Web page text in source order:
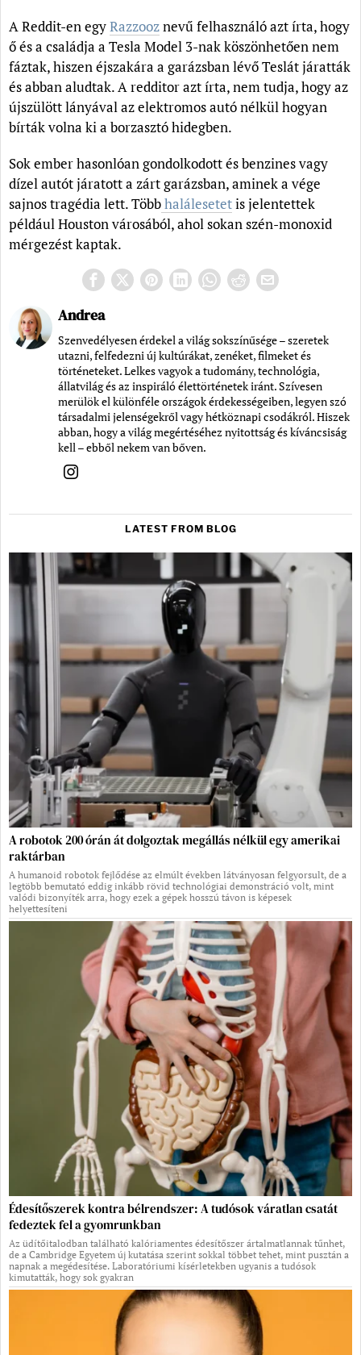
A Reddit-en egyRazzooznevű felhasználó azt írta, hogy
ő és a családja a Tesla Model 3-nak köszönhetően nem
fáztak, hiszen éjszakára a garázsban lévő Teslát járatták
és abban aludtak. A redditor azt írta, nem tudja, hogy az
újszülött lányával az elektromos autó nélkül hogyan
bírták volna ki a borzasztó hidegben.
Sok ember hasonlóan gondolkodott és benzines vagy
dízel autót járatott a zárt garázsban, aminek a vége
sajnos tragédia lett. Többhalálesetetis jelentettek
például Houston városából, ahol sokan szén-monoxid
mérgezést kaptak.
Andrea
Szenvedélyesen érdekel a világ sokszínűsége – szeretek
utazni, felfedezni új kultúrákat, zenéket, filmeket és
történeteket. Lelkes vagyok a tudomány, technológia,
állatvilág és az inspiráló élettörténetek iránt. Szívesen
merülök el különféle országok érdekességeiben, legyen szó
társadalmi jelenségekről vagy hétköznapi csodákról. Hiszek
abban, hogy a világ megértéséhez nyitottság és kíváncsiság
kell – ebből nekem van bőven.
LATEST FROM BLOG
A robotok 200 órán át dolgoztak megállás nélkül egy amerikai
raktárban
A humanoid robotok fejlődése az elmúlt években látványosan felgyorsult, de a
legtöbb bemutató eddig inkább rövid technológiai demonstráció volt, mint
valódi bizonyíték arra, hogy ezek a gépek hosszú távon is képesek
helyettesíteni
Édesítőszerek kontra bélrendszer: A tudósok váratlan csatát
fedeztek fel a gyomrunkban
Az üdítőitalodban található kalóriamentes édesítőszer ártalmatlannak tűnhet,
de a Cambridge Egyetem új kutatása szerint sokkal többet tehet, mint pusztán a
napnak a megédesítése. Laboratóriumi kísérletekben ugyanis a tudósok
kimutatták, hogy sok gyakran